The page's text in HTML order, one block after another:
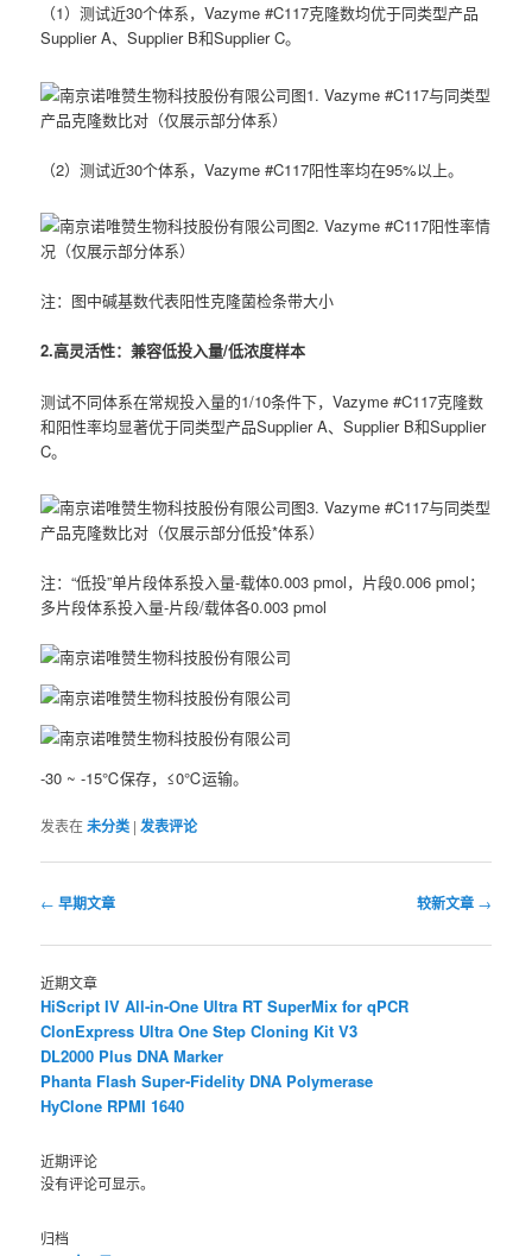
（1）测试近30个体系，Vazyme #C117克隆数均优于同类型产品
Supplier A、Supplier B和Supplier C。
图1. Vazyme #C117与同类型
产品克隆数比对（仅展示部分体系）
（2）测试近30个体系，Vazyme #C117阳性率均在95%以上。
图2. Vazyme #C117阳性率情
况（仅展示部分体系）
注：图中碱基数代表阳性克隆菌检条带大小
2.高灵活性：兼容低投入量/低浓度样本
测试不同体系在常规投入量的1/10条件下，Vazyme #C117克隆数
和阳性率均显著优于同类型产品Supplier A、Supplier B和Supplier
C。
图3. Vazyme #C117与同类型
产品克隆数比对（仅展示部分低投*体系）
注：“低投”单片段体系投入量-载体0.003 pmol，片段0.006 pmol；
多片段体系投入量-片段/载体各0.003 pmol
-30 ~ -15℃保存，≤0℃运输。
发表在未分类 |发表评论
文
导
航
← 早期文章 较新文章 →
近期文章
HiScript IV All-in-One Ultra RT SuperMix for qPCR
ClonExpress Ultra One Step Cloning Kit V3
DL2000 Plus DNA Marker
Phanta Flash Super-Fidelity DNA Polymerase
HyClone RPMI 1640
近期评论
没有评论可显示。
归档